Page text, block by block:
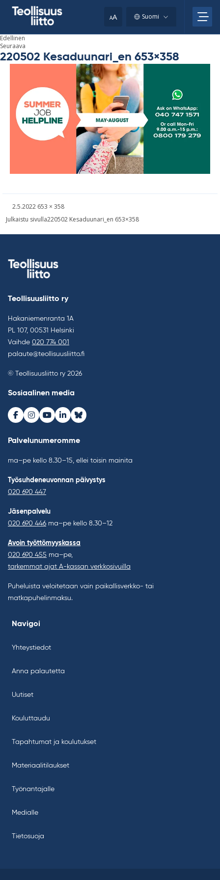
AA Suomi
Edellinen
Seuraava
220502 Kesaduunari_en 653×358
Kirjoitettu
2.5.2022 Täysikokoinen
653 × 358
Artikkelien
Julkaistu sivulla220502 Kesaduunari_en 653×358
clipboard.)
Teollisuusliitto ry
Hakaniemenranta 1A
PL 107, 00531 Helsinki
Vaihde 020 774 001
palaute@teollisuusliitto.fi
© Teollisuusliitto ry 2026
Sosiaalinen media
Facebook
Instagram
Youtube
LinkedInBluesky
Palvelunumeromme
ma–pe kello 8.30–15, ellei toisin mainita
Työsuhdeneuvonnan päivystys
020 690 447
Jäsenpalvelu
020 690 446 ma–pe kello 8.30–12
Avoin työttömyyskassa
020 690 455 ma–pe,
tarkemmat ajat A-kassan verkkosivuilla
Puheluista veloitetaan vain paikallisverkko- tai
matkapuhelinmaksu.
Navigoi
Yhteystiedot
Anna palautetta
Uutiset
Kouluttaudu
Tapahtumat ja koulutukset
Materiaalitilaukset
Työnantajalle
Medialle
Tietosuoja